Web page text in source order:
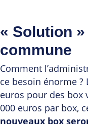
« Solution
commune
Comment
ce besoin énorme ?
euros pour des box
000 euros par box,
nouveaux box